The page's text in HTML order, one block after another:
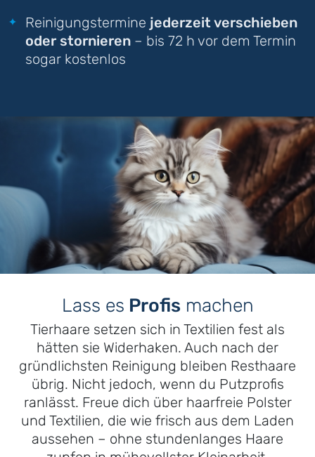
Reinigungstermine jederzeit verschieben
oder stornieren – bis 72 h vor dem Termin
sogar kostenlos
Lass es Profis machen
Tierhaare setzen sich in Textilien fest als
hätten sie Widerhaken. Auch nach der
gründlichsten Reinigung bleiben Resthaare
übrig. Nicht jedoch, wenn du Putzprofis
ranlässt. Freue dich über haarfreie Polster
und Textilien, die wie frisch aus dem Laden
aussehen – ohne stundenlanges Haare